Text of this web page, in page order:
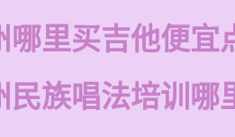
哪里买吉他便宜
民族唱法培训哪